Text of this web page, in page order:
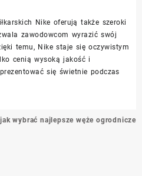
Nike oferują także szeroki
zawodowcom wyrazić swój
temu, Nike staje się oczywistym
cenią wysoką jakość i
się świetnie podczas
wybrać najlepsze węże ogrodnicze